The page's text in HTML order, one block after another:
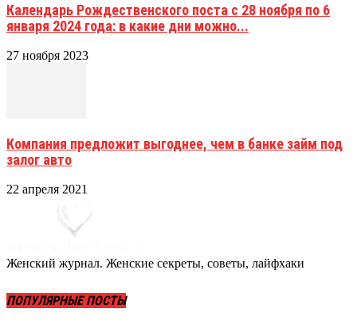
Календарь Рождественского поста с 28 ноября по 6
января 2024 года: в какие дни можно...
27 ноября 2023
Компания предложит выгоднее, чем в банке займ под
залог авто
22 апреля 2021
Женский журнал. Женские секреты, советы, лайфхаки
ПОПУЛЯРНЫЕ ПОСТЫ